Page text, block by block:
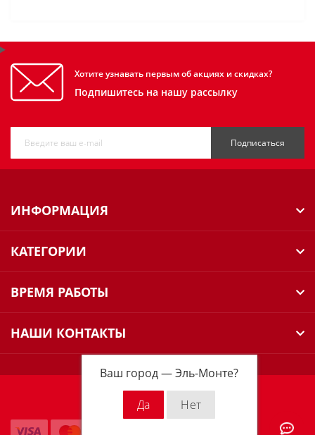
Ваш город —Эль-Монте?
Хотите узнавать первым об акциях и скидках?
Подпишитесь на нашу рассылку
Подписаться
ИНФОРМАЦИЯ
КАТЕГОРИИ
ВРЕМЯ РАБОТЫ
НАШИ КОНТАКТЫ
Milwaukee Russia © 2026